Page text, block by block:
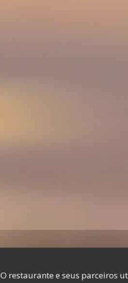
O restaurante e seus parceiros